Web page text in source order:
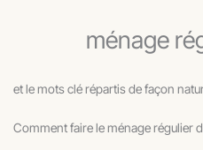
ménage
et le mots clé répartis de façon
Comment faire le ménage régulier